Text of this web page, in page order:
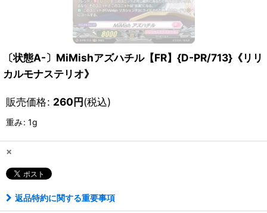
〔状態A-〕MiMishアズハチル【FR】{D-PR/713}《リリ
カルモナステリオ》
販売価格: 260円(税込)
重み: 1g
×
返品特約に関する重要事項